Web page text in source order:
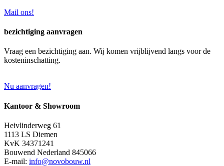
Mail ons!
bezichtiging aanvragen
Vraag een bezichtiging aan. Wij komen vrijblijvend langs voor de
kosteninschatting.
Nu aanvragen!
Kantoor & Showroom
Heivlinderweg 61
1113 LS Diemen
KvK 34371241
Bouwend Nederland 845066
E-mail: info@novobouw.nl